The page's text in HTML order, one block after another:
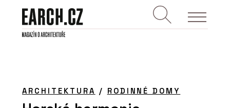
ARCHITEKTURA / RODINNÉ DOMY